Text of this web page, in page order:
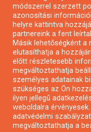
Pályázatok
Pályázatok civil
Pályázatok
Önkormányzati
Mezőgazdasági
Falusi turizmus
Napelem pályázatok
GINOP pályázatok
módszerrel szerzett
azonosítási
helyre kattintva
partnereink a fent
Másik lehetőségként a
elutasíthatja a
előtt részletesebb
megváltoztathatja
személyes adatainak
szükséges az Ön
ilyen jellegű
weboldalra
adatvédelmi
megváltoztathatja a